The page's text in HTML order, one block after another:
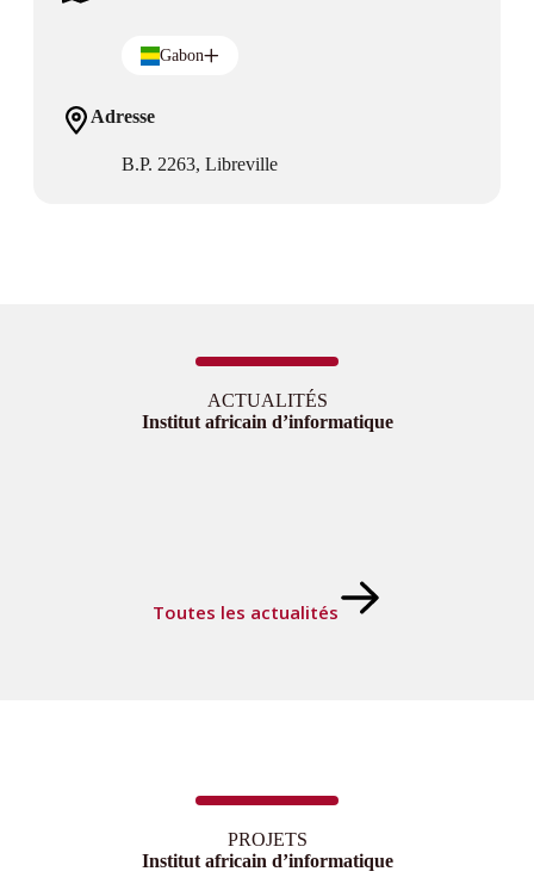
Gabon
Adresse
B.P. 2263, Libreville
ACTUALITÉS
Institut africain d’informatique
Toutes les actualités
PROJETS
Institut africain d’informatique